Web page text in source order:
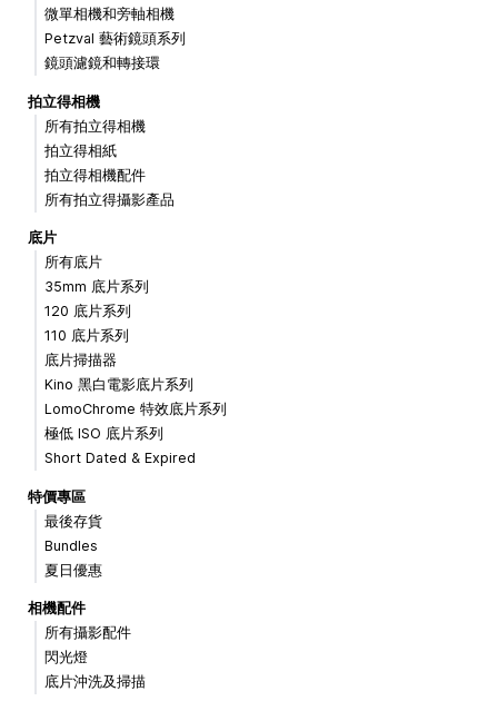
微單相機和旁軸相機
Petzval 藝術鏡頭系列
鏡頭濾鏡和轉接環
拍立得相機
所有拍立得相機
拍立得相紙
拍立得相機配件
所有拍立得攝影產品
底片
所有底片
35mm 底片系列
120 底片系列
110 底片系列
底片掃描器
Kino 黑白電影底片系列
LomoChrome 特效底片系列
極低 ISO 底片系列
Short Dated & Expired
特價專區
最後存貨
Bundles
夏日優惠
相機配件
所有攝影配件
閃光燈
底片沖洗及掃描